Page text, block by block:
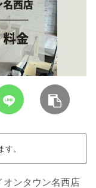
。
オンタウン名西店